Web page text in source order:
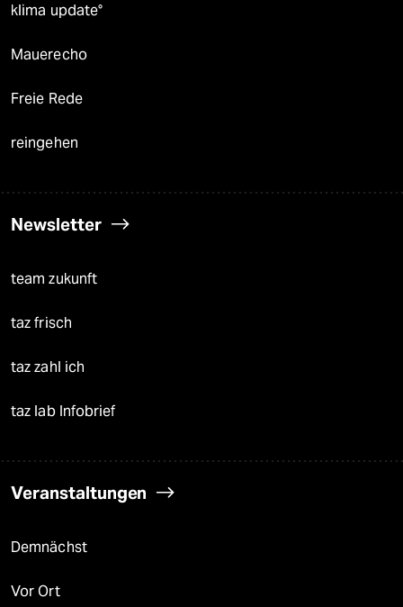
klima update°
Mauerecho
Freie Rede
reingehen
Newsletter
team zukunft
taz frisch
taz zahl ich
taz lab Infobrief
Veranstaltungen
Demnächst
Vor Ort